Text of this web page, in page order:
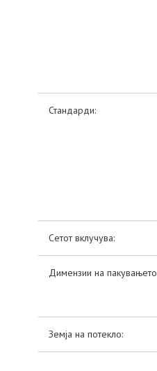
Стандарди:
Сетот вклучува:
Димензии на
Земја на потекло: